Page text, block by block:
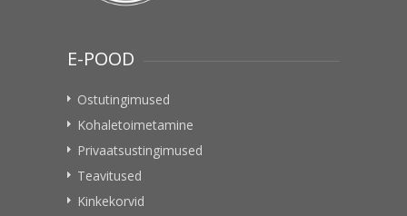
E-POOD
Ostutingimused
Kohaletoimetamine
Privaatsustingimused
Teavitused
Kinkekorvid